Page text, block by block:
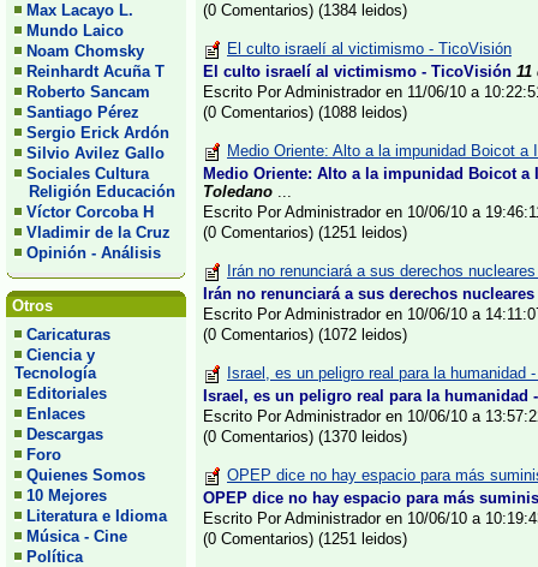
Max Lacayo L.
Mundo Laico
Noam Chomsky
Reinhardt Acuña T
Roberto Sancam
Santiago Pérez
Sergio Erick Ardón
Silvio Avilez Gallo
Sociales Cultura
Religión Educación
Víctor Corcoba H
Vladimir de la Cruz
Opinión - Análisis
Otros
Caricaturas
Ciencia y
Tecnología
Editoriales
Enlaces
Descargas
Foro
Quienes Somos
10 Mejores
Literatura e Idioma
Música - Cine
Política
(0 Comentarios) (1384 leidos)
El culto israelí al victimismo - TicoVisión
El culto israelí al victimismo - TicoVisión 11
Escrito Por Administrador en 11/06/10 a
(0 Comentarios) (1088 leidos)
Medio Oriente: Alto a la impunidad Boicot a
Medio Oriente: Alto a la impunidad Boicot a
Toledano ...
Escrito Por Administrador en 10/06/10 a
(0 Comentarios) (1251 leidos)
Irán no renunciará a sus derechos
Irán no renunciará a sus derechos
Escrito Por Administrador en 10/06/10 a
(0 Comentarios) (1072 leidos)
Israel, es un peligro real para la humanidad
Israel, es un peligro real para la humanidad
Escrito Por Administrador en 10/06/10 a
(0 Comentarios) (1370 leidos)
OPEP dice no hay espacio para más
OPEP dice no hay espacio para más
Escrito Por Administrador en 10/06/10 a
(0 Comentarios) (1251 leidos)